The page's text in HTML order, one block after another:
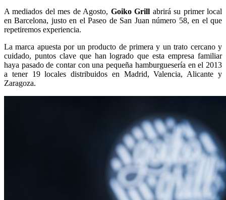
A mediados del mes de Agosto, Goiko Grill abrirá su primer local
en Barcelona, justo en el Paseo de San Juan número 58, en el que
repetiremos experiencia.
La marca apuesta por un producto de primera y un trato cercano y
cuidado, puntos clave que han logrado que esta empresa familiar
haya pasado de contar con una pequeña hamburguesería en el 2013
a tener 19 locales distribuidos en Madrid, Valencia, Alicante y
Zaragoza.